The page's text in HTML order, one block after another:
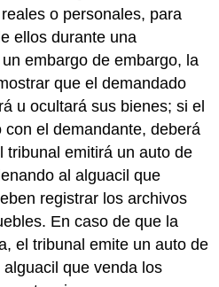
o personales, para
ellos durante una
embargo de embargo, la
que el demandado
u ocultará sus bienes; si el
el demandante, deberá
tribunal emitirá un auto de
al alguacil que
registrar los archivos
En caso de que la
el tribunal emite un auto de
que venda los